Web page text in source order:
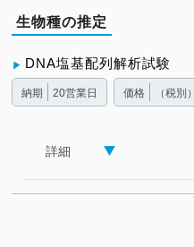
生物種の推定
DNA塩基配列解析試験
納期 20営業日 価格 （税別
詳細